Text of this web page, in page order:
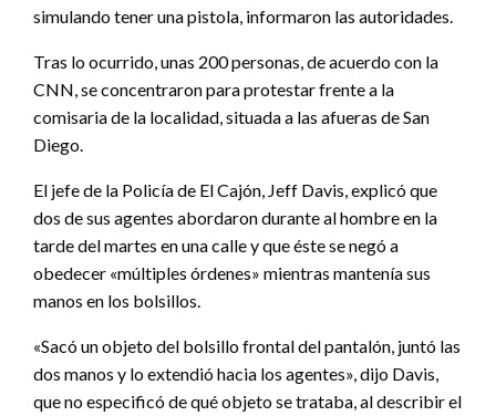
simulando tener una pistola, informaron las autoridades.
Tras lo ocurrido, unas 200 personas, de acuerdo con la
CNN, se concentraron para protestar frente a la
comisaria de la localidad, situada a las afueras de San
Diego.
El jefe de la Policía de El Cajón, Jeff Davis, explicó que
dos de sus agentes abordaron durante al hombre en la
tarde del martes en una calle y que éste se negó a
obedecer «múltiples órdenes» mientras mantenía sus
manos en los bolsillos.
«Sacó un objeto del bolsillo frontal del pantalón, juntó las
dos manos y lo extendió hacia los agentes», dijo Davis,
que no especificó de qué objeto se trataba, al describir el